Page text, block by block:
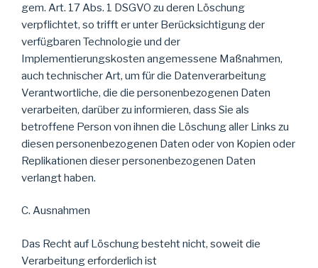
gem. Art. 17 Abs. 1 DSGVO zu deren Löschung
verpflichtet, so trifft er unter Berücksichtigung der
verfügbaren Technologie und der
Implementierungskosten angemessene Maßnahmen,
auch technischer Art, um für die Datenverarbeitung
Verantwortliche, die die personenbezogenen Daten
verarbeiten, darüber zu informieren, dass Sie als
betroffene Person von ihnen die Löschung aller Links zu
diesen personenbezogenen Daten oder von Kopien oder
Replikationen dieser personenbezogenen Daten
verlangt haben.
C. Ausnahmen
Das Recht auf Löschung besteht nicht, soweit die
Verarbeitung erforderlich ist